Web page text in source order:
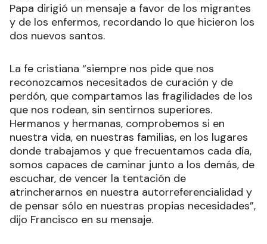
Papa dirigió un mensaje a favor de los migrantes
y de los enfermos, recordando lo que hicieron los
dos nuevos santos.
La fe cristiana “siempre nos pide que nos
reconozcamos necesitados de curación y de
perdón, que compartamos las fragilidades de los
que nos rodean, sin sentirnos superiores.
Hermanos y hermanas, comprobemos si en
nuestra vida, en nuestras familias, en los lugares
donde trabajamos y que frecuentamos cada día,
somos capaces de caminar junto a los demás, de
escuchar, de vencer la tentación de
atrincherarnos en nuestra autorreferencialidad y
de pensar sólo en nuestras propias necesidades”,
dijo Francisco en su mensaje.